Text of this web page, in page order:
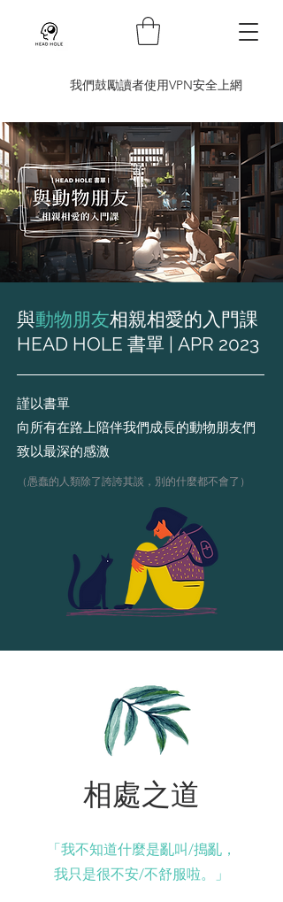
​我們鼓勵讀者使用VPN安全上網
與動物朋友相親相愛的入門課
HEAD HOLE 書單 | APR 2023
謹以書單
向所有在路上陪伴我們成長的動物朋友們
致以最深的感激
​（愚蠢的人類除了誇誇其談，別的什麼都不會了）
​相處之道
「我不知道什麼是亂叫/搗亂，
我只是很不安/不舒服啦。」